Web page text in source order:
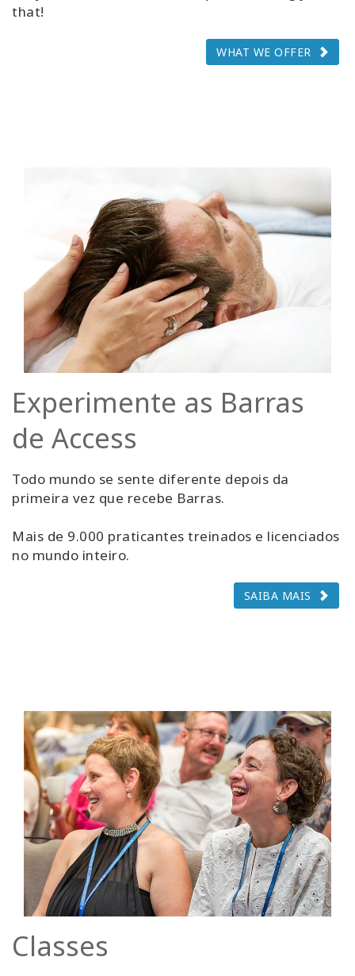
that!
WHAT WE OFFER
Experimente as Barras
de Access
Todo mundo se sente diferente depois da
primeira vez que recebe Barras.
Mais de 9.000 praticantes treinados e licenciados
no mundo inteiro.
SAIBA MAIS
Classes